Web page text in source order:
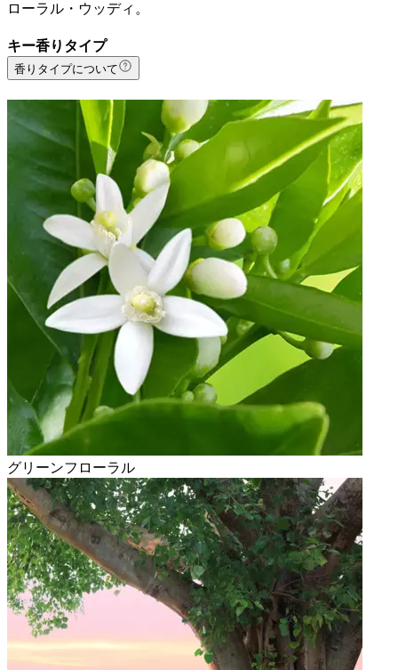
ローラル・ウッディ。
キー香りタイプ
香りタイプについて
グリーンフローラル